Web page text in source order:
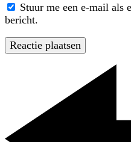
Stuur me een e-mail als
bericht.